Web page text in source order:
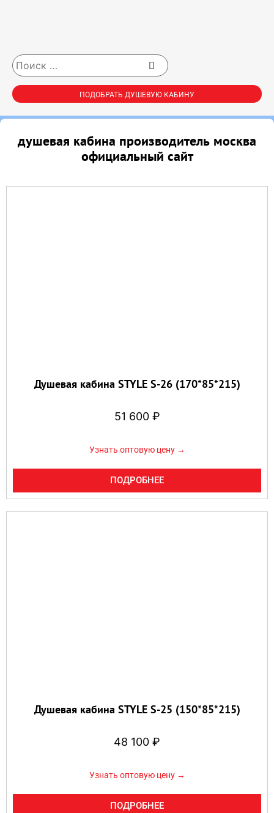
ПОДОБРАТЬ ДУШЕВУЮ КАБИНУ
душевая кабина производитель москва
официальный сайт
Душевая кабина STYLE S-26 (170*85*215)
51 600 ₽
Узнать оптовую цену →
ПОДРОБНЕЕ
Душевая кабина STYLE S-25 (150*85*215)
48 100 ₽
Узнать оптовую цену →
ПОДРОБНЕЕ